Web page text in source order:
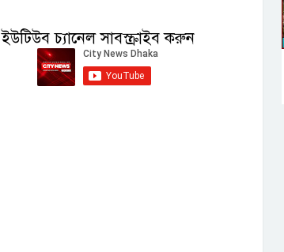
ইউটিউব চ্যানেল সাবস্ক্রাইব করুন